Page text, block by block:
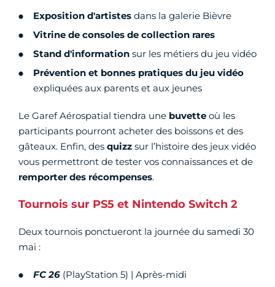
Exposition d'artistes dans la galerie Bièvre
Vitrine de consoles de collection rares
Stand d'information sur les métiers du jeu vidéo
Prévention et bonnes pratiques du jeu vidéo
expliquées aux parents et aux jeunes
Le Garef Aérospatial tiendra une buvette où les
participants pourront acheter des boissons et des
gâteaux. Enfin, des quizz sur l’histoire des jeux vidéo
vous permettront de tester vos connaissances et de
remporter des récompenses.
Tournois sur PS5 et Nintendo Switch 2
Deux tournois ponctueront la journée du samedi 30
mai :
FC 26 (PlayStation 5) | Après-midi